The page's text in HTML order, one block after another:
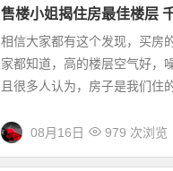
售楼小姐揭住房最佳楼层
相信大家都有这个发现，买房
家都知道，高的楼层空气好，
且很多人认为，房子是我们住
08月16日 979 次浏览